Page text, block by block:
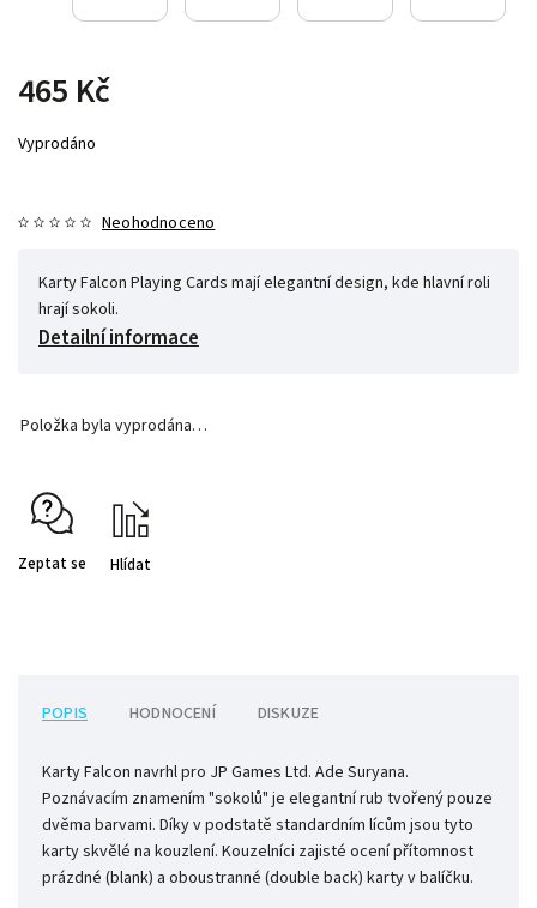
465 Kč
Vyprodáno
Neohodnoceno
Karty Falcon Playing Cards mají elegantní design, kde hlavní roli
hrají sokoli.
Detailní informace
Položka byla vyprodána…
Zeptat se Hlídat
POPIS HODNOCENÍ DISKUZE
Karty Falcon navrhl pro JP Games Ltd. Ade Suryana.
Poznávacím znamením "sokolů" je elegantní rub tvořený pouze
dvěma barvami. Díky v podstatě standardním lícům jsou tyto
karty skvělé na kouzlení. Kouzelníci zajisté ocení přítomnost
prázdné (blank) a oboustranné (double back) karty v balíčku.